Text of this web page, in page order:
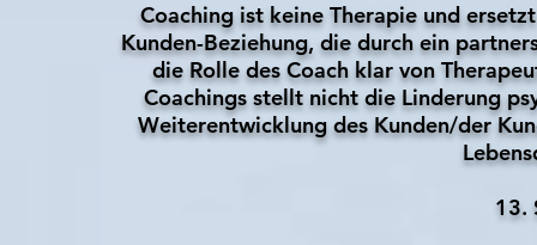
Coaching ist keine Therapie und
Kunden-Beziehung, die durch ein
die Rolle des Coach klar von
Coachings stellt nicht die Linderung
Weiterentwicklung des Kunden/der
13.